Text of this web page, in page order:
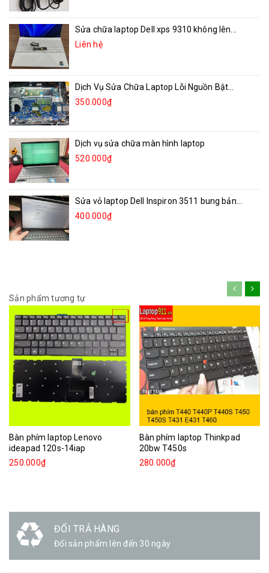
Sửa chữa laptop Dell xps 9310 không lên...
Liên hệ
Dịch Vụ Sửa Chữa Laptop Lỗi Nguồn Bật...
350.000₫
Dịch vụ sửa chữa màn hình laptop
520.000₫
Sửa vỏ laptop Dell Inspiron 3511 bung bản...
400.000₫
Sản phẩm tương tự
Bàn phím laptop Lenovo
ideapad 120s-14iap
250.000₫
Bàn phím laptop Thinkpad
20bw T450s
280.000₫
ĐỔI TRẢ HÀNG
Đổi sản phẩm lên đến 30 ngày